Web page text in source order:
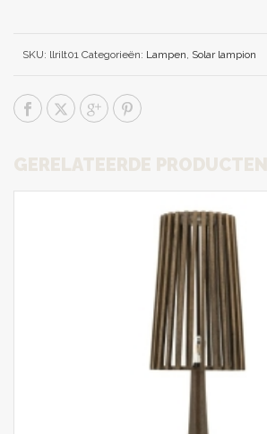
SKU: llrilt01 Categorieën: Lampen, Solar lampion
GERELATEERDE PRODUCTEN